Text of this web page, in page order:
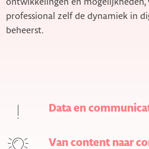
ontwikkelingen en mogelijkheden,
professional zelf de dynamiek in
beheerst.
Data en
Van content naar